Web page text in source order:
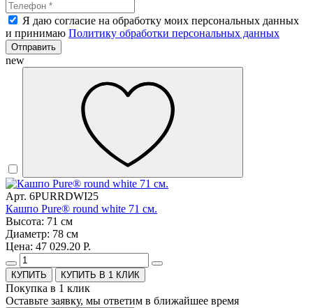
Я даю согласие на обработку моих персональных данных
и принимаю Политику обработки персональных данных
Отправить
new
Арт. 6PURRDWI25
Кашпо Pure® round white 71 см.
Высота: 71 см
Диаметр: 78 см
Цена: 47 029.20 Р.
КУПИТЬ В 1 КЛИК
Покупка в 1 клик
Оставьте заявку, мы ответим в ближайшее время